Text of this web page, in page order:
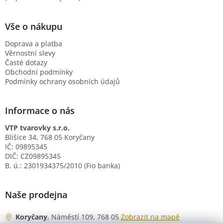
Vše o nákupu
Doprava a platba
Věrnostní slevy
Časté dotazy
Obchodní podmínky
Podmínky ochrany osobních údajů
Informace o nás
VTP tvarovky s.r.o.
Blišice 34, 768 05 Koryčany
IČ: 09895345
DIČ: CZ09895345
B. ú.: 2301934375/2010 (Fio banka)
Naše prodejna
Koryčany, Náměstí 109, 768 05 Zobrazit na mapě